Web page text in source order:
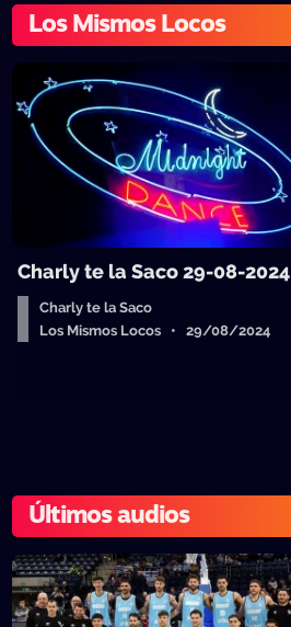
Los Mismos Locos
Charly te la Saco 29-08-2024
Charly te la Saco
Los Mismos Locos • 29/08/2024
Últimos audios